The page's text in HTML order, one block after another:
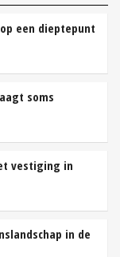
een dieptepunt
soms
vestiging in
in de